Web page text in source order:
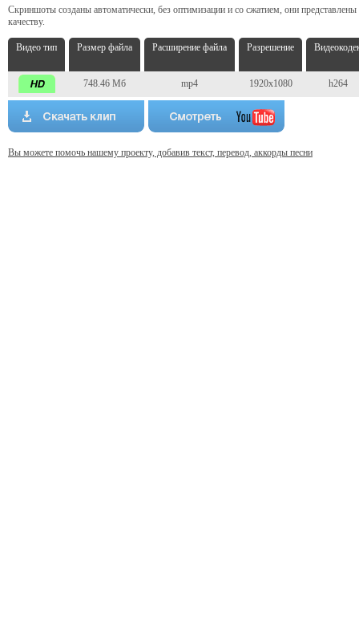
Скриншоты созданы автоматически, без оптимизации и со сжатием, они
качеству.
Видео тип Размер файла Расширение файла Разрешение
748.46 Мб mp4 1920x1080 h264
Вы можете помочь нашему проекту, добавив текст, перевод, аккорды песни